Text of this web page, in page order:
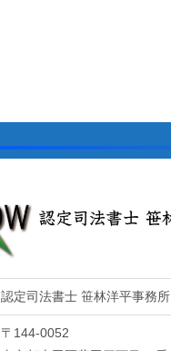
認定司法書士 笹林洋平事務所
〒144-0052